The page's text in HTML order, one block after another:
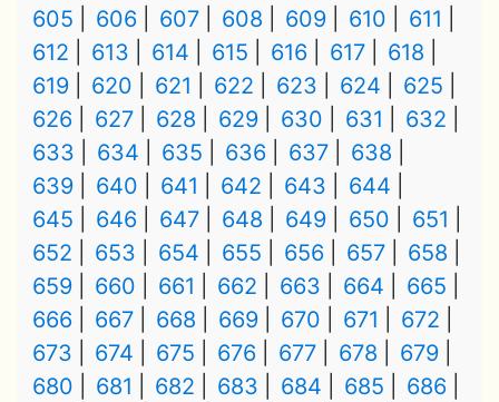
605
606 607 608 609 610
611
612
613 614 615 616 617
618
619
620 621 622 623 624
625
626
627 628 629 630 631
632
633
634 635 636 637
638
639
640 641 642 643
644
645
646 647 648 649 650
651
652
653 654 655 656 657
658
659
660 661 662 663 664
665
666
667 668 669 670 671
672
673
674 675 676 677 678
679
680
681 682 683 684 685
686